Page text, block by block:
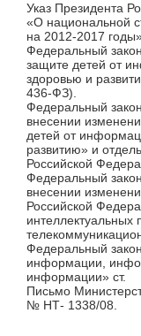
Указ Президента
«О национальной
на 2012-2017
Федеральный
защите детей от
здоровью и
436-ФЗ).
Федеральный
внесении
детей от
развитию» и
Российской
Федеральный
внесении
Российской
Федеральный
информации,
информации» ст.
Письмо
№ НТ- 1338/08.